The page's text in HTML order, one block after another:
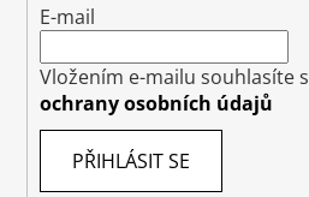
E-mail
Vložením e-mailu souhlasíte s
ochrany osobních údajů
PŘIHLÁSIT SE